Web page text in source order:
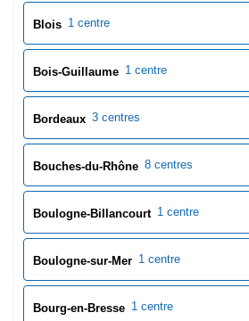
Blois 1 centre
Bois-Guillaume 1 centre
Bordeaux 3 centres
Bouches-du-Rhône 8 centres
Boulogne-Billancourt 1 centre
Boulogne-sur-Mer 1 centre
Bourg-en-Bresse 1 centre